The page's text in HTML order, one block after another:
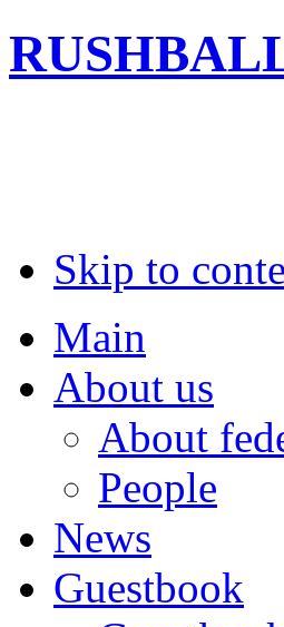
Skip to
Main
About us
About
People
News
Guestbook